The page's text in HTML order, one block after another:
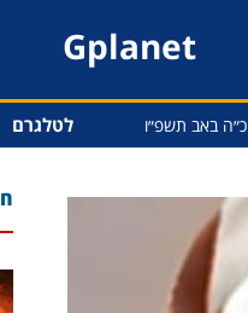
Gplanet
כ״ה באב תשפ״ו לטלגרם